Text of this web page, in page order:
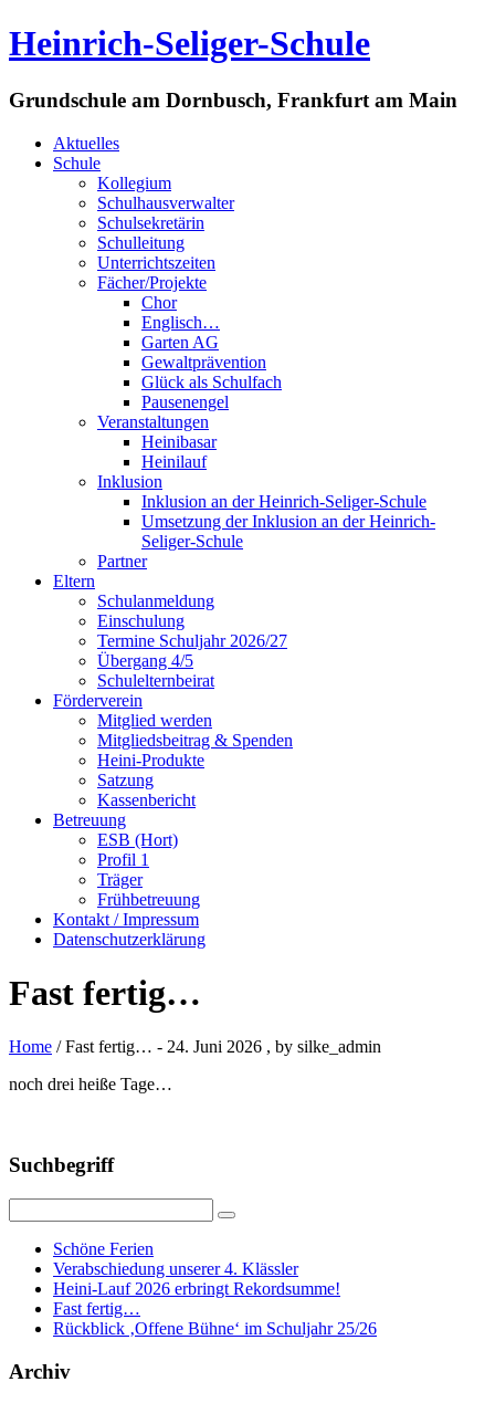
Heinrich-Seliger-Schule
Grundschule am Dornbusch, Frankfurt am Main
Aktuelles
Schule
Kollegium
Schulhausverwalter
Schulsekretärin
Schulleitung
Unterrichtszeiten
Fächer/Projekte
Chor
Englisch…
Garten AG
Gewaltprävention
Glück als Schulfach
Pausenengel
Veranstaltungen
Heinibasar
Heinilauf
Inklusion
Inklusion an der Heinrich-Seliger-Schule
Umsetzung der Inklusion an der Heinrich-
Seliger-Schule
Partner
Eltern
Schulanmeldung
Einschulung
Termine Schuljahr 2026/27
Übergang 4/5
Schulelternbeirat
Förderverein
Mitglied werden
Mitgliedsbeitrag & Spenden
Heini-Produkte
Satzung
Kassenbericht
Betreuung
ESB (Hort)
Profil 1
Träger
Frühbetreuung
Kontakt / Impressum
Datenschutzerklärung
Fast fertig…
Home / Fast fertig… - 24. Juni 2026 , by silke_admin
noch drei heiße Tage…
Suchbegriff
Schöne Ferien
Verabschiedung unserer 4. Klässler
Heini-Lauf 2026 erbringt Rekordsumme!
Fast fertig…
Rückblick ‚Offene Bühne‘ im Schuljahr 25/26
Archiv